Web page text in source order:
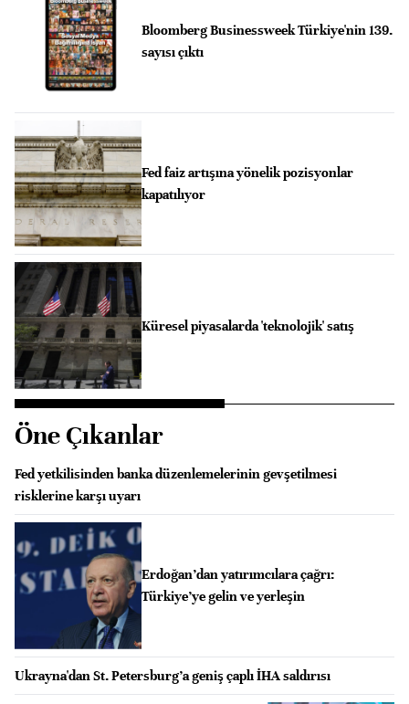
Bloomberg Businessweek Türkiye'nin 139.
sayısı çıktı
Fed faiz artışına yönelik pozisyonlar
kapatılıyor
Küresel piyasalarda 'teknolojik' satış
Öne Çıkanlar
Fed yetkilisinden banka düzenlemelerinin gevşetilmesi
risklerine karşı uyarı
Erdoğan’dan yatırımcılara çağrı:
Türkiye’ye gelin ve yerleşin
Ukrayna'dan St. Petersburg’a geniş çaplı İHA saldırısı